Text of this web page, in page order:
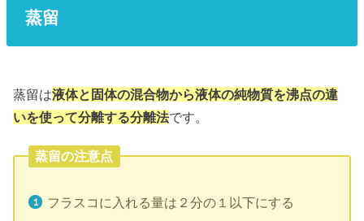
蒸留
蒸留は液体と固体の混合物から液体の純物質を沸点の違
いを使って分離する分離法です。
蒸留の注意点
フラスコに入れる量は２分の１以下にする